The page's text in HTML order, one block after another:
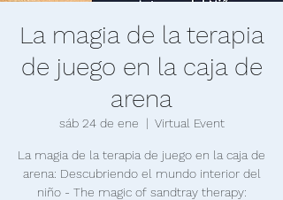
La magia de la terapia
de juego en la caja de
arena
sáb 24 de ene
  |
Virtual Event
La magia de la terapia de juego en la caja de
arena: Descubriendo el mundo interior del
niño - The magic of sandtray therapy: